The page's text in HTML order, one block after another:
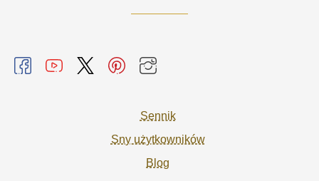
Sennik
Sny użytkowników
Blog